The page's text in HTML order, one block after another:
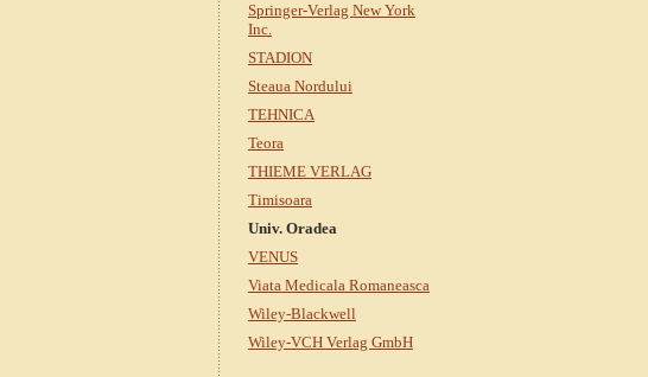
Springer-Verlag New York
Inc.
STADION
Steaua Nordului
TEHNICA
Teora
THIEME VERLAG
Timisoara
Univ. Oradea
VENUS
Viata Medicala Romaneasca
Wiley-Blackwell
Wiley-VCH Verlag GmbH